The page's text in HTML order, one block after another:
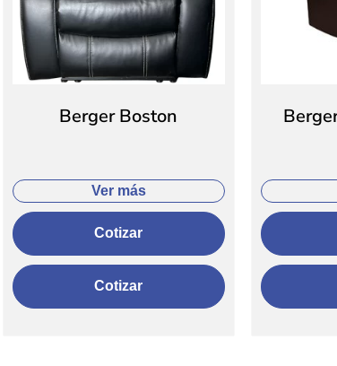
Berger Boston
Ver más
Cotizar
Cotizar